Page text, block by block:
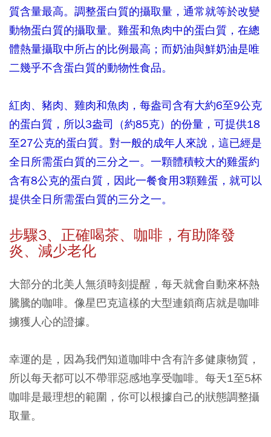
質含量最高。調整蛋白質的攝取量，通常就等於改變
動物蛋白質的攝取量。雞蛋和魚肉中的蛋白質，在總
體熱量攝取中所占的比例最高；而奶油與鮮奶油是唯
二幾乎不含蛋白質的動物性食品。
紅肉、豬肉、雞肉和魚肉，每盎司含有大約6至9公克
的蛋白質，所以3盎司（約85克）的份量，可提供18
至27公克的蛋白質。對一般的成年人來說，這已經是
全日所需蛋白質的三分之一。一顆體積較大的雞蛋約
含有8公克的蛋白質，因此一餐食用3顆雞蛋，就可以
提供全日所需蛋白質的三分之一。
步驟3、 正確喝茶、咖啡，有助降發
炎、減少老化
大部分的北美人無須時刻提醒，每天就會自動來杯熱
騰騰的咖啡。像星巴克這樣的大型連鎖商店就是咖啡
擄獲人心的證據。
幸運的是，因為我們知道咖啡中含有許多健康物質，
所以每天都可以不帶罪惡感地享受咖啡。 每天1至5杯
咖啡是最理想的範圍，你可以根據自己的狀態調整攝
取量。